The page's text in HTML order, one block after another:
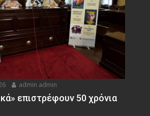
admin admin
επιστρέφουν 50 χρόνια